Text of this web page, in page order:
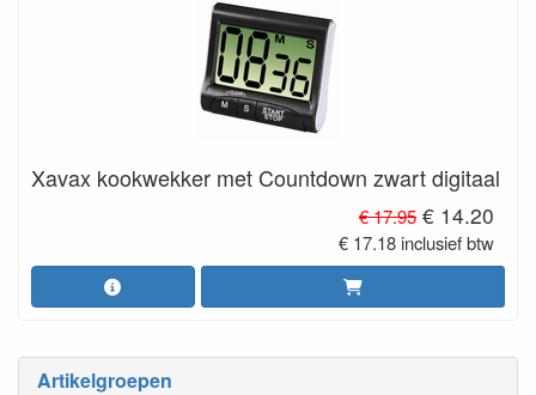
Artikelgroepen
Xavax kookwekker met Countdown zwart digitaal
€ 17.95 € 14.20
€ 17.18 inclusief btw